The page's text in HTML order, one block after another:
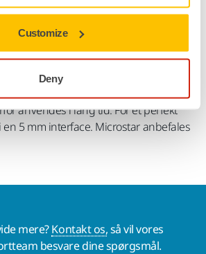
Customize
Deny
rondel som blevet udviklet til
af lakdefekter på top- og klarlak.
gør slibefladen plan og mere
konventionel papirryg. Microstar giver
er let at polere. Slibemateriale fyldt
anvendes i lang tid. For et perfekt
5 mm interface. Microstar anbefales
mere?Kontakt os,så vil vores
besvare dine spørgsmål.